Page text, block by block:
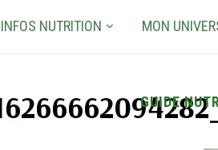
INFOS NUTRITION MON
GUIDE